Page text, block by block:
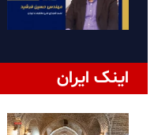
اینک ایران